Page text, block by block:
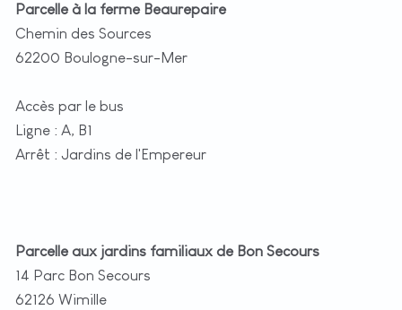
Parcelle à la ferme Beaurepaire
Chemin des Sources
62200 Boulogne-sur-Mer
Accès par le bus
Ligne : A, B1
Arrêt : Jardins de l'Empereur
Parcelle aux jardins familiaux de Bon Secours
14 Parc Bon Secours
62126 Wimille